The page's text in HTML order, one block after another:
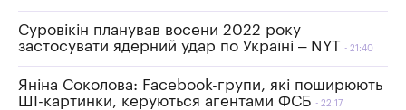
Суровікін планував восени 2022 року
застосувати ядерний удар по Україні – NYT
21:40
Яніна Соколова: Facebook-групи, які поширюють
ШІ-картинки, керуються агентами ФСБ
22:17